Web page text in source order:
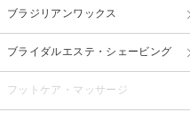
ブラジリアンワックス
ブライダルエステ・シェービング
フットケア・マッサージ